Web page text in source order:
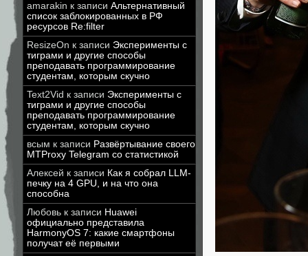
amarakin к записи Альтернативный
список заблокированных в РФ
ресурсов Re:filter
ResizeOn к записи Эксперименты с
тиграми и другие способы
преподавать программирование
студентам, которым скучно
Text2Vid к записи Эксперименты с
тиграми и другие способы
преподавать программирование
студентам, которым скучно
всым к записи Развёртывание своего
MTProxy Telegram со статистикой
Алексей к записи Как я собрал LLM-
печку на 4 GPU, и на что она
способна
Любовь к записи Huawei
официально представила
HarmonyOS 7: какие смартфоны
получат её первыми